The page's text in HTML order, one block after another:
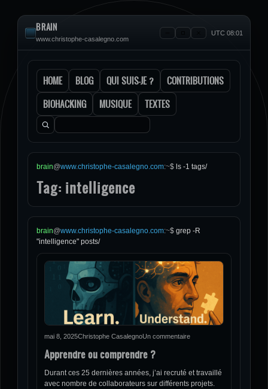
BRAIN
www.christophe-casalegno.com
UTC 08:01
HOME BLOG QUI SUIS-JE ?
CONTRIBUTIONS
BIOHACKING
MUSIQUE TEXTES
Rechercher :
brain@www.christophe-casalegno.com:~$ ls -1 tags/
Tag: intelligence
brain@www.christophe-casalegno.com:~$ grep -R
"intelligence" posts/
mai 8, 2025Christophe CasalegnoUn commentaire
Apprendre ou comprendre ?
Durant ces 25 dernières années, j’ai recruté et travaillé
avec nombre de collaborateurs sur différents projets.